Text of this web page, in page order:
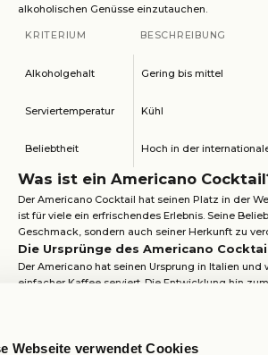
Webseite verwendet Cookies
alkoholischen Genüsse einzutauchen.
KRITERIUM BESCHREIBUNG
Alkoholgehalt Gering bis mittel
Serviertemperatur Kühl
Beliebtheit Hoch in der
Was ist ein Americano
Der Americano Cocktail hat seinen Platz in der
ist für viele ein erfrischendes Erlebnis. Seine
Geschmack, sondern auch seiner Herkunft zu
Die Ursprünge des Americano
Der Americano hat seinen Ursprung in Italien und
einfacher Kaffee serviert. Die Entwicklung hin
während des Zweiten Weltkriegs, als
eine weniger starke Version des klassischen
Geschmack zu erzielen. Im Laufe der Zeit hat